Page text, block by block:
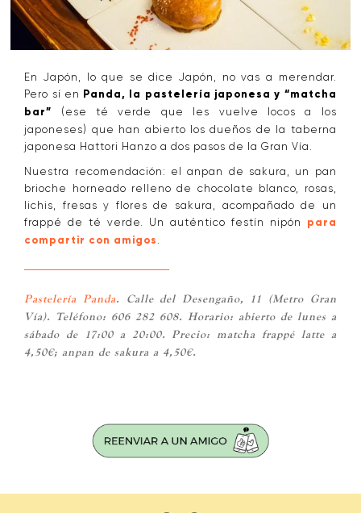
En Japón, lo que se dice Japón, no vas a merendar.
Pero sí en Panda, la pastelería japonesa y “matcha
bar”
(ese té verde que les vuelve locos a los
japoneses) que han abierto los dueños de la taberna
japonesa Hattori Hanzo a dos pasos de la Gran Vía.
Nuestra recomendación: el anpan de sakura, un pan
brioche horneado relleno de chocolate blanco, rosas,
lichis, fresas y flores de sakura, acompañado de un
frappé de té verde. Un auténtico festín nipón para
compartir con amigos
Pastelería Panda. Calle del Desengaño, 11 (Metro Gran
Vía). Teléfono: 606 282 608. Horario: abierto de lunes a
sábado de 17:00 a 20:00. Precio: matcha frappé latte a
4,50€; anpan de sakura a 4,50€.